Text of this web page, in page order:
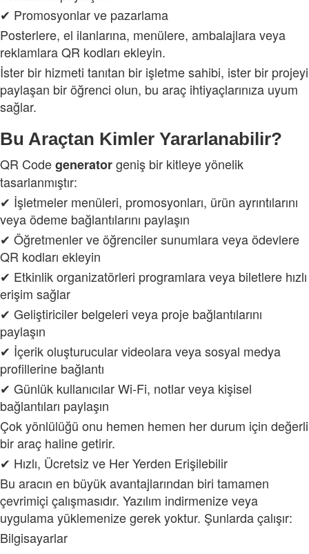
✔ Promosyonlar ve pazarlama
Posterlere, el ilanlarına, menülere, ambalajlara veya
reklamlara QR kodları ekleyin.
İster bir hizmeti tanıtan bir işletme sahibi, ister bir projeyi
paylaşan bir öğrenci olun, bu araç ihtiyaçlarınıza uyum
sağlar.
Bu Araçtan Kimler Yararlanabilir?
QR Codegeneratorgeniş bir kitleye yönelik
tasarlanmıştır:
✔ İşletmeler menüleri, promosyonları, ürün ayrıntılarını
veya ödeme bağlantılarını paylaşın
✔ Öğretmenler ve öğrenciler sunumlara veya ödevlere
QR kodları ekleyin
✔ Etkinlik organizatörleri programlara veya biletlere hızlı
erişim sağlar
✔ Geliştiriciler belgeleri veya proje bağlantılarını
paylaşın
✔ İçerik oluşturucular videolara veya sosyal medya
profillerine bağlantı
✔ Günlük kullanıcılar Wi-Fi, notlar veya kişisel
bağlantıları paylaşın
Çok yönlülüğü onu hemen hemen her durum için değerli
bir araç haline getirir.
✔ Hızlı, Ücretsiz ve Her Yerden Erişilebilir
Bu aracın en büyük avantajlarından biri tamamen
çevrimiçi çalışmasıdır. Yazılım indirmenize veya
uygulama yüklemenize gerek yoktur. Şunlarda çalışır:
Bilgisayarlar